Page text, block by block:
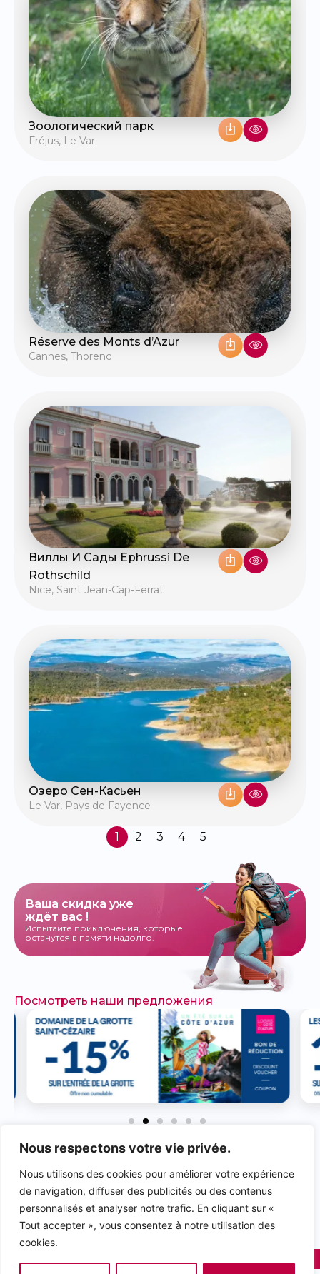
Nous respectons votre vie privée.
Nous utilisons des cookies pour améliorer votre expérience
de navigation, diffuser des publicités ou des contenus
personnalisés et analyser notre trafic. En cliquant sur «
Tout accepter », vous consentez à notre utilisation des
cookies.
Зоологический парк
Fréjus, Le Var
Réserve des Monts d’Azur
Cannes, Thorenc
Виллы И Сады Ephrussi De
Rothschild
Nice, Saint Jean-Cap-Ferrat
Озеро Сен-Касьен
Le Var, Pays de Fayence
1 2 3 4 5
Ваша скидка уже
ждёт вас !
Испытайте приключения, которые
останутся в памяти надолго.
Посмотреть наши предложения
НЕ ЗАБУДЬТЕ
ОСТАВИТЬ ОТЗЫВ И
ПОСТАВИТЬ ЛАЙК
НАШИМ СТРАНИЦАМ!